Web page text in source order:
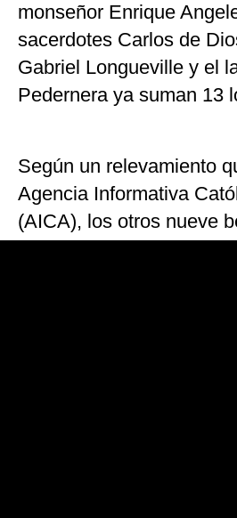
monseñor Enrique
sacerdotes Carlos de
Gabriel Longueville y el
Pedernera ya suman 13
Según un relevamiento
Agencia Informativa
(AICA), los otros nueve